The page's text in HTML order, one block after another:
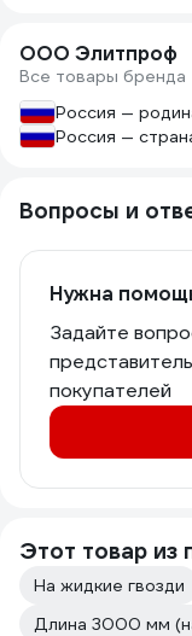
ООО Элитпроф
Все товары бренда
Россия —
Россия —
Вопросы и
Нужна
Задайте
покупателей
Этот товар из
На жидкие гвозди
Длина 3000 мм